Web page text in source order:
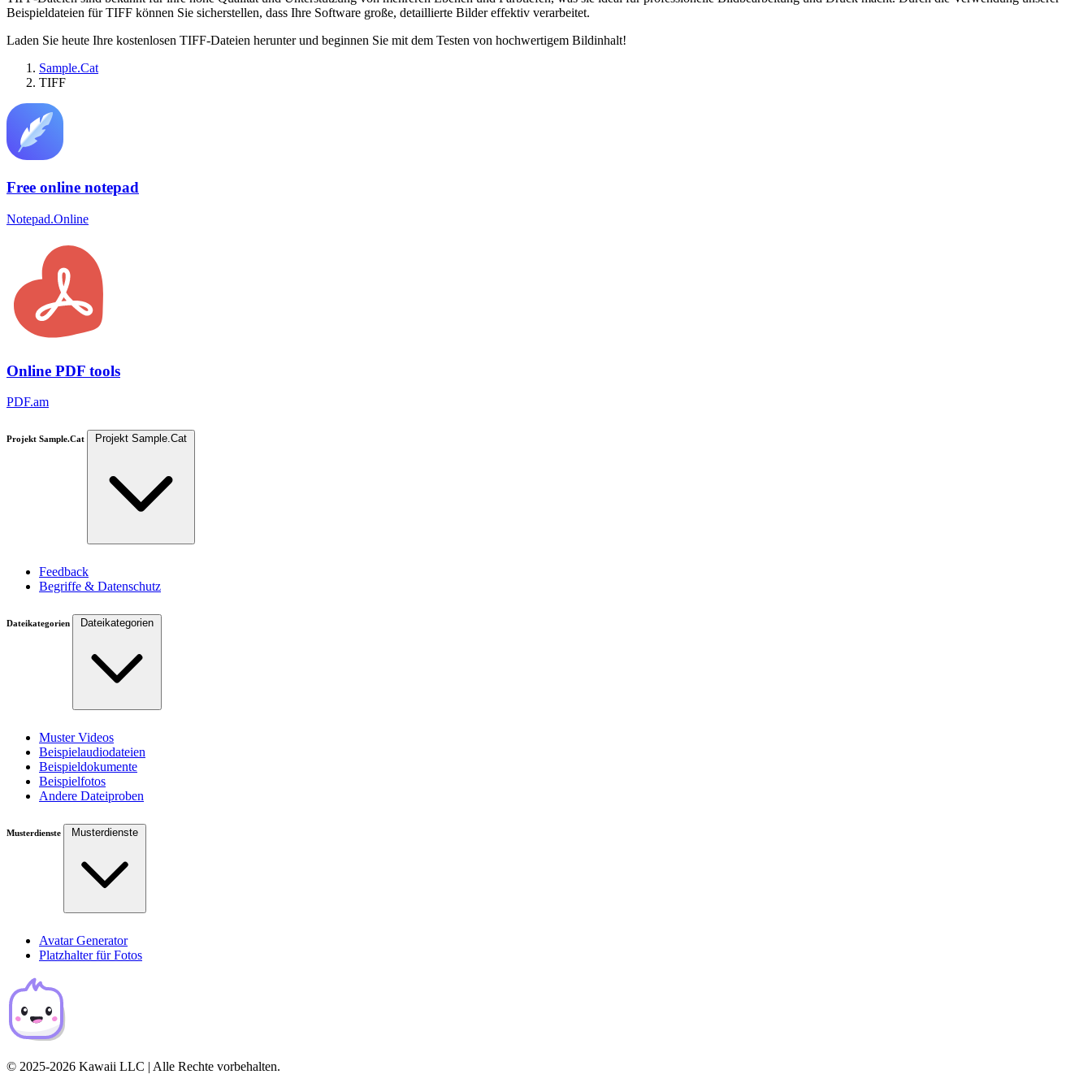
Beispieldateien für TIFF können Sie sicherstellen, dass Ihre Software große, detaillierte Bilder effektiv verarbeitet.
Laden Sie heute Ihre kostenlosen TIFF-Dateien herunter und beginnen Sie mit dem Testen von hochwertigem Bildinhalt!
Sample.Cat
TIFF
Free online notepad
Notepad.Online
Online PDF tools
PDF.am
Projekt Sample.Cat Projekt Sample.Cat
Feedback
Begriffe & Datenschutz
Dateikategorien Dateikategorien
Muster Videos
Beispielaudiodateien
Beispieldokumente
Beispielfotos
Andere Dateiproben
Musterdienste Musterdienste
Avatar Generator
Platzhalter für Fotos
© 2025-2026 Kawaii LLC | Alle Rechte vorbehalten.